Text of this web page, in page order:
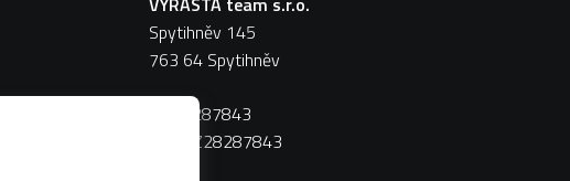
Spytihněv 145
763 64 Spytihněv
28287843
CZ28287843